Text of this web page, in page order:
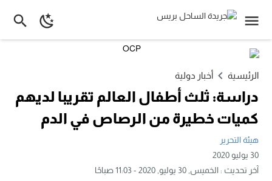
الرئيسية أخبار دولية
دراسة: ثلث أطفال العالم تقريبا لديهم
كميات خطيرة من الرصاص في الدم
هيئة التحرير
30 يوليو 2020
آخر تحديث :الخميس, 30 يوليو, 2020 - 11:03 صباحًا